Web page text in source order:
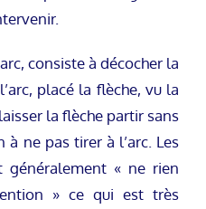
consiste à décocher la
placé la flèche, vu la
la flèche partir sans
ne pas tirer à l’arc. Les
généralement « ne rien
» ce qui est très